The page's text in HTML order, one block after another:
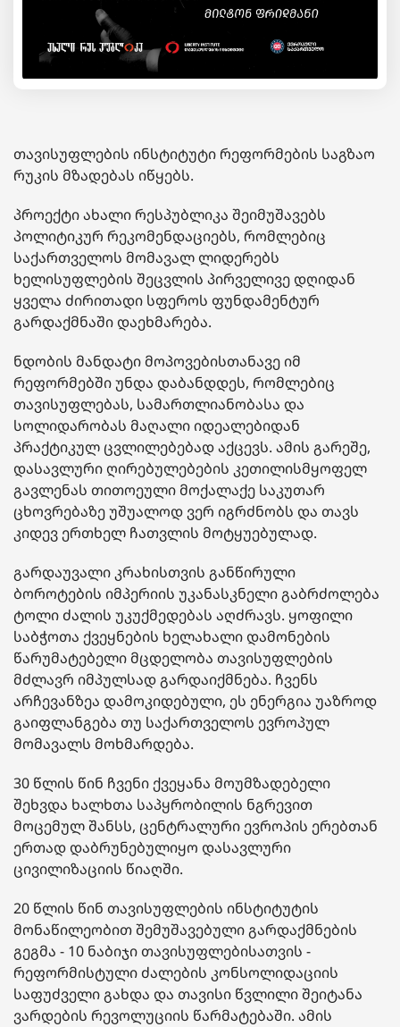
თავისუფლების ინსტიტუტირეფორმების საგზაო
რუკის მზადებას იწყებს.
პროექტიახალირესპუბლიკა შეიმუშავებს
პოლიტიკურ რეკომენდაციებს, რომლებიც
საქართველოს მომავალ ლიდერებს
ხელისუფლების შეცვლის პირველივე დღიდან
ყველა ძირითადი სფეროს ფუნდამენტურ
გარდაქმნაში დაეხმარება.
ნდობის მანდატი მოპოვებისთანავე იმ
რეფორმებში უნდა დაბანდდეს, რომლებიც
თავისუფლებას, სამართლიანობასა და
სოლიდარობას მაღალი იდეალებიდან
პრაქტიკულ ცვლილებებად აქცევს. ამის გარეშე,
დასავლური ღირებულებების კეთილისმყოფელ
გავლენას თითოეული მოქალაქე საკუთარ
ცხოვრებაზე უშუალოდ ვერ იგრძნობს და თავს
კიდევ ერთხელ ჩათვლის მოტყუებულად.
გარდაუვალი კრახისთვის განწირული
ბოროტების იმპერიის უკანასკნელი გაბრძოლება
ტოლი ძალის უკუქმედებას აღძრავს. ყოფილი
საბჭოთა ქვეყნების ხელახალი დამონების
წარუმატებელი მცდელობა თავისუფლების
მძლავრ იმპულსად გარდაიქმნება. ჩვენს
არჩევანზეა დამოკიდებული, ეს ენერგია უაზროდ
გაიფლანგება თუ საქართველოს ევროპულ
მომავალს მოხმარდება.
30 წლის წინ ჩვენი ქვეყანა მოუმზადებელი
შეხვდა ხალხთა საპყრობილის ნგრევით
მოცემულ შანსს, ცენტრალური ევროპის ერებთან
ერთად დაბრუნებულიყო დასავლური
ცივილიზაციის წიაღში.
20 წლის წინ თავისუფლების ინსტიტუტის
მონაწილეობით შემუშავებული გარდაქმნების
გეგმა - 10 ნაბიჯი თავისუფლებისათვის -
რეფორმისტული ძალების კონსოლიდაციის
საფუძველი გახდა და თავისი წვლილი შეიტანა
ვარდების რევოლუციის წარმატებაში. ამის